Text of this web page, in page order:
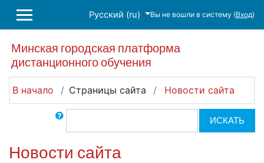
БОКОВАЯ ПАНЕЛЬ
Русский ‎(ru)‎ Вы не вошли в систему (Вход)
Минская городская платформа
дистанционного обучения
В начало Страницы сайта Новости сайта
Поиск по форумам ИСКАТЬ
Новости сайта